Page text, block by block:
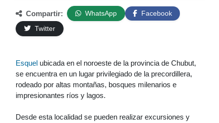
Compartir: WhatsApp
Facebook
Twitter
Esquel ubicada en el noroeste de la provincia de Chubut,
se encuentra en un lugar privilegiado de la precordillera,
rodeado por altas montañas, bosques milenarios e
impresionantes ríos y lagos.
Desde esta localidad se pueden realizar excursiones y